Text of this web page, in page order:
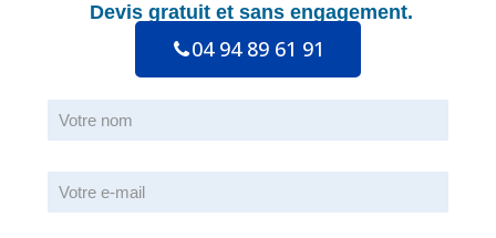
Devis gratuitet sans engagement.
04 94 89 61 91